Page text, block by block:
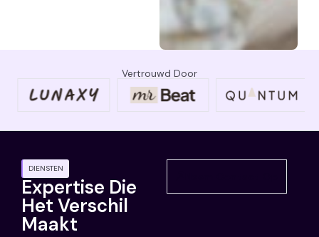
Vertrouwd Door
DIENSTEN
Expertise Die
Het Verschil
Maakt